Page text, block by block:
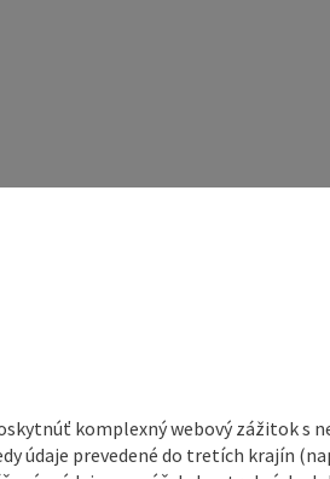
komplexný webový zážitok s
údaje prevedené do tretích krajín